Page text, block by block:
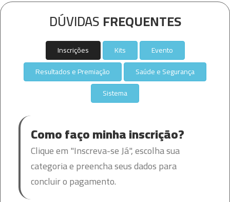
DÚVIDASFREQUENTES
Inscrições Kits
Evento
Resultados e Premiação
Saúde e Segurança
Sistema
Como faço minha inscrição?
Clique em "Inscreva-se Já", escolha sua
categoria e preencha seus dados para
concluir o pagamento.